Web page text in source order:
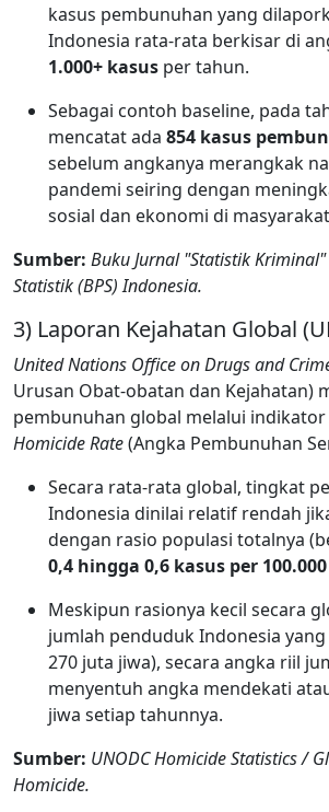
kasus pembunuhan yang
Indonesia rata-rata berkisar di
1.000+ kasus per tahun.
Sebagai contoh baseline, pada
mencatat ada 854 kasus
sebelum angkanya merangkak
pandemi seiring dengan
sosial dan ekonomi di
Sumber: Buku Jurnal "Statistik
Statistik (BPS) Indonesia.
3) Laporan Kejahatan Global
United Nations Office on Drugs and
Urusan Obat-obatan dan Kejahatan)
pembunuhan global melalui indikator
Homicide Rate(Angka Pembunuhan
Secara rata-rata global, tingkat
Indonesia dinilai relatif rendah
dengan rasio populasi totalnya
0,4 hingga 0,6 kasus per
Meskipun rasionya kecil secara
jumlah penduduk Indonesia
270 juta jiwa), secara angka riil
menyentuh angka mendekati
jiwa setiap tahunnya.
Sumber: UNODC Homicide Statistics /
Homicide.